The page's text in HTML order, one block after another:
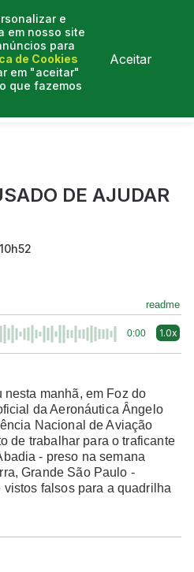
e
em nosso site
para
de Cookies
em "aceitar"
que fazemos
Aceitar
DE AJUDAR
readme
0:00 1.0x
manhã, em Foz do
da Aeronáutica Ângelo
Nacional de Aviação
de trabalhar para o traficante
- preso na semana
Grande São Paulo -
falsos para a quadrilha